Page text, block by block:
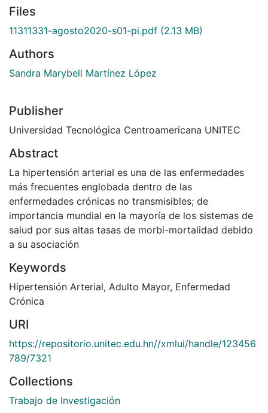
Files
11311331-agosto2020-s01-pi.pdf (2.13 MB)
Authors
Sandra Marybell Martínez López
Publisher
Universidad Tecnológica Centroamericana UNITEC
Abstract
La hipertensión arterial es una de las enfermedades
más frecuentes englobada dentro de las
enfermedades crónicas no transmisibles; de
importancia mundial en la mayoría de los sistemas de
salud por sus altas tasas de morbi-mortalidad debido
a su asociación
Keywords
Hipertensión Arterial, Adulto Mayor, Enfermedad
Crónica
URI
https://repositorio.unitec.edu.hn//xmlui/handle/123456
789/7321
Collections
Trabajo de Investigación